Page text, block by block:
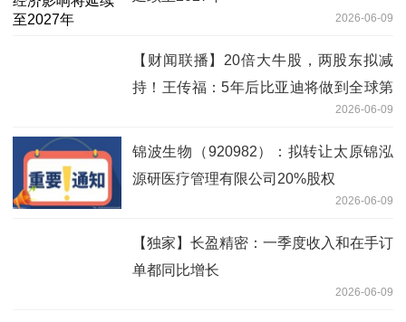
2026-06-09
【财闻联播】20倍大牛股，两股东拟减
持！王传福：5年后比亚迪将做到全球第
2026-06-09
锦波生物（920982）：拟转让太原锦泓
源研医疗管理有限公司20%股权
2026-06-09
【独家】长盈精密：一季度收入和在手订
单都同比增长
2026-06-09